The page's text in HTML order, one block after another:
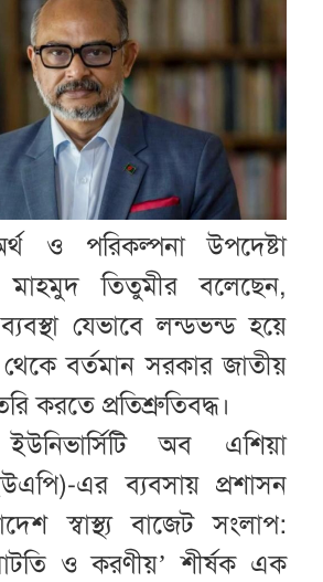
অর্থ ও পরিকল্পনা উপদেষ্টা
তিতুমীর বলেছেন,
ব্যবস্থা যেভাবে লন্ডভন্ড হয়ে
বর্তমান সরকার জাতীয়
করতে প্রতিশ্রুতিবদ্ধ।
অব এশিয়া
এর ব্যবসায় প্রশাসন
স্বাস্থ্য বাজেট সংলাপ:
ও করণীয়’ শীর্ষক এক